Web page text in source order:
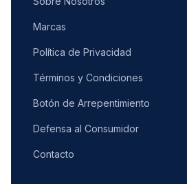
Marcas
Política de Privacidad
Términos y Condiciones
Botón de Arrepentimiento
Defensa al Consumidor
Contacto